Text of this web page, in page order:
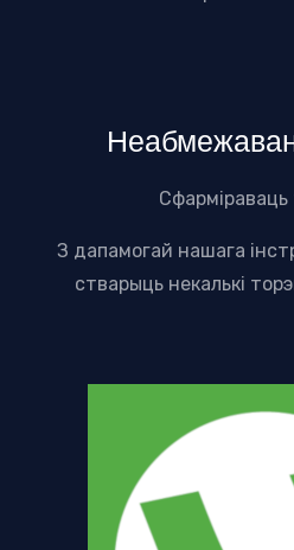
З дапамогай нашага
стварыць некалькі